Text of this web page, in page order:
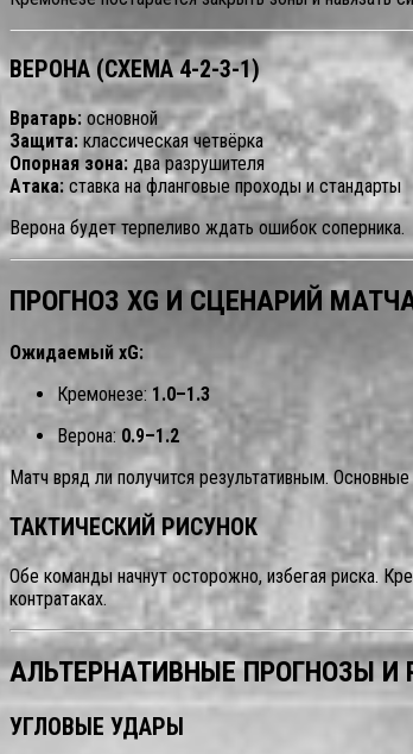
ВЕРОНА (СХЕМА 4-2-3-1)
Вратарь: основной
Защита: классическая четвёрка
Опорная зона: два разрушителя
Атака: ставка на фланговые проходы и стандарты
Верона будет терпеливо ждать ошибок соперника.
ПРОГНОЗ XG И СЦЕНАРИЙ
Ожидаемый xG:
Кремонезе: 1.0–1.3
Верона: 0.9–1.2
Матч вряд ли получится результативным.
ТАКТИЧЕСКИЙ РИСУНОК
Обе команды начнут осторожно, избегая риска.
контратаках.
АЛЬТЕРНАТИВНЫЕ ПРОГНОЗЫ
УГЛОВЫЕ УДАРЫ